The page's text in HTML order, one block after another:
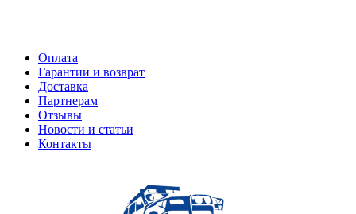
Оплата
Гарантии и возврат
Доставка
Партнерам
Отзывы
Новости и статьи
Контакты